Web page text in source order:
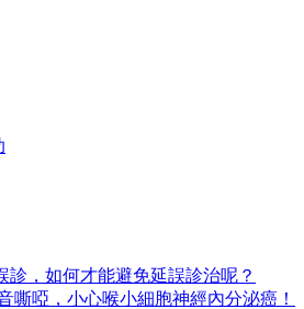
診，如何才能避免延誤診治呢？
嘶啞，小心喉小細胞神經內分泌癌！